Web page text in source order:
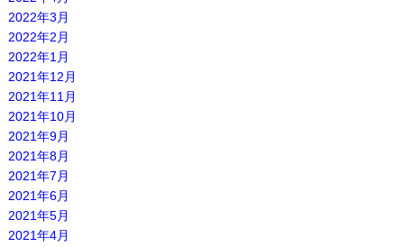
2022年3月
2022年2月
2022年1月
2021年12月
2021年11月
2021年10月
2021年9月
2021年8月
2021年7月
2021年6月
2021年5月
2021年4月